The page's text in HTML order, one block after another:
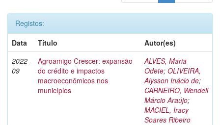
Registos:
Data
Título
Autor(es)
2022-
09
Agroamigo Crescer: expansão
do crédito e impactos
macroeconômicos nos
municípios
ALVES, Maria
Odete; OLIVEIRA,
Alysson Inácio de;
CARNEIRO, Wendell
Márcio Araújo;
MACIEL, Iracy
Soares Ribeiro